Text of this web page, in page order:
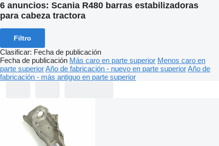
6 anuncios: Scania R480 barras estabilizadoras
para cabeza tractora
Filtro
Clasificar: Fecha de publicación
Fecha de publicación Más caro en parte superior Menos caro en
parte superiorAño de fabricación - nuevo en parte superiorAño de
fabricación - más antiguo en parte superior